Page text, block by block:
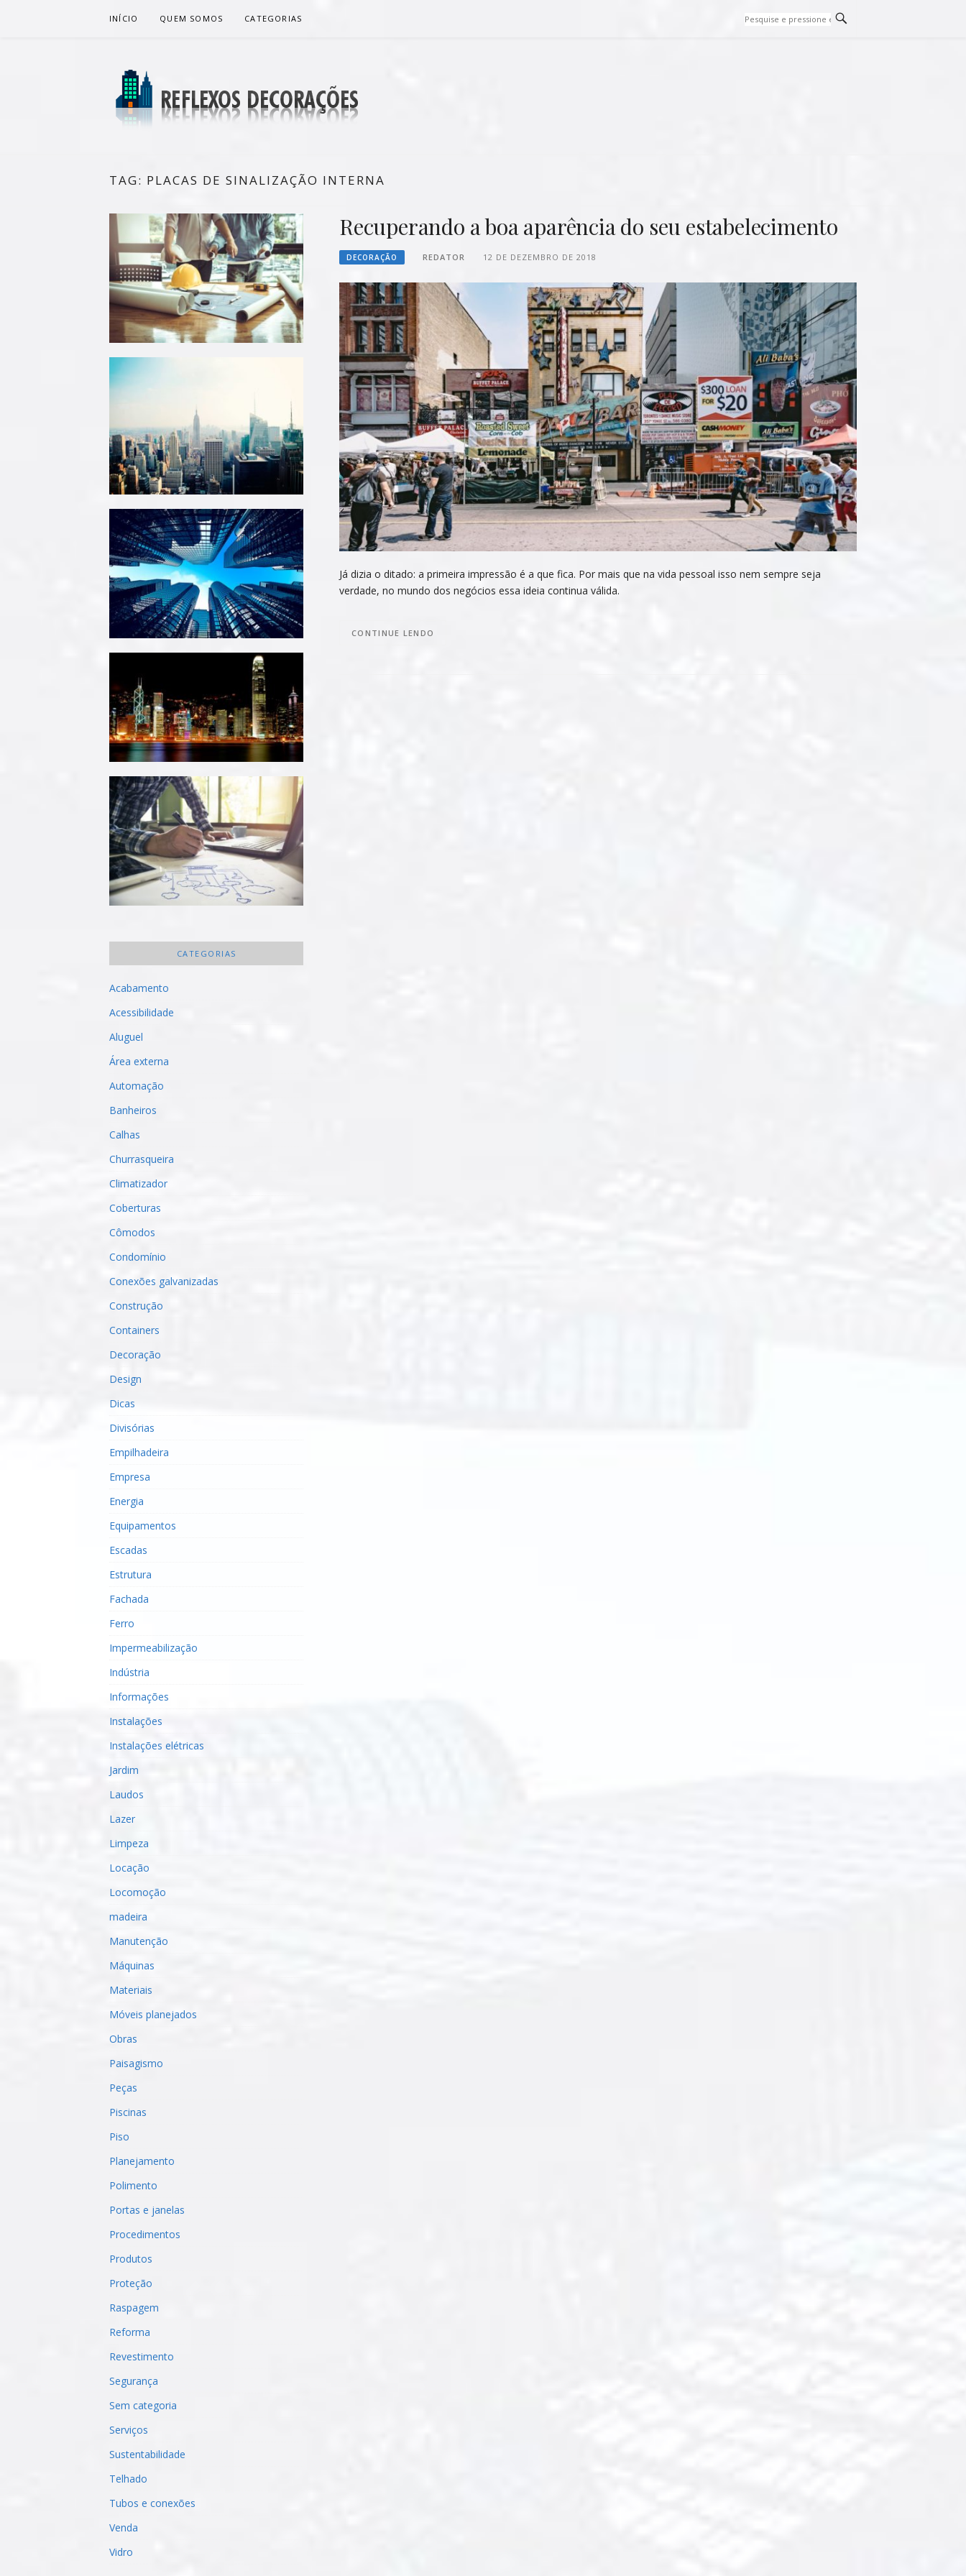
INÍCIO QUEM SOMOS CATEGORIAS
TAG: PLACAS DE SINALIZAÇÃO INTERNA
Recuperando a boa aparência do seu estabelecimento
DECORAÇÃO REDATOR 12 DE DEZEMBRO DE 2018
Já dizia o ditado: a primeira impressão é a que fica. Por mais que na vida pessoal isso nem sempre seja
verdade, no mundo dos negócios essa ideia continua válida.
CONTINUE LENDO
CATEGORIAS
Acabamento
Acessibilidade
Aluguel
Área externa
Automação
Banheiros
Calhas
Churrasqueira
Climatizador
Coberturas
Cômodos
Condomínio
Conexões galvanizadas
Construção
Containers
Decoração
Design
Dicas
Divisórias
Empilhadeira
Empresa
Energia
Equipamentos
Escadas
Estrutura
Fachada
Ferro
Impermeabilização
Indústria
Informações
Instalações
Instalações elétricas
Jardim
Laudos
Lazer
Limpeza
Locação
Locomoção
madeira
Manutenção
Máquinas
Materiais
Móveis planejados
Obras
Paisagismo
Peças
Piscinas
Piso
Planejamento
Polimento
Portas e janelas
Procedimentos
Produtos
Proteção
Raspagem
Reforma
Revestimento
Segurança
Sem categoria
Serviços
Sustentabilidade
Telhado
Tubos e conexões
Venda
Vidro